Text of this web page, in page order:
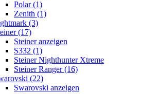
Polar (1)
Zenith (1)
(3)
(17)
Steiner anzeigen
S332 (1)
Steiner Nighthunter Xtreme
Steiner Ranger (16)
(22)
Swarovski anzeigen